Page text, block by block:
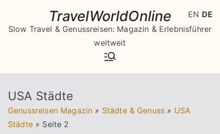
springen
TravelWorldOnline
Slow Travel & Genussreisen: Magazin & Erlebnisführer
weltweit
USA Städte
Genussreisen Magazin » Städte & Genuss » USA
Städte » Seite 2
EN DE